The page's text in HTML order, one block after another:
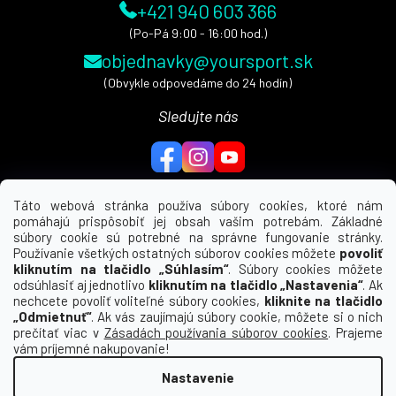
Táto webová stránka používa súbory cookies, ktoré nám
pomáhajú prispôsobiť jej obsah vašim potrebám. Základné
súbory cookie sú potrebné na správne fungovanie stránky.
Používanie všetkých ostatných súborov cookies môžete povoliť
kliknutím na tlačidlo „Súhlasím“. Súbory cookies môžete
odsúhlasiť aj jednotlivo kliknutím na tlačidlo „Nastavenia“. Ak
nechcete povoliť voliteľné súbory cookies, kliknite na tlačidlo
„Odmietnuť“. Ak vás zaujímajú súbory cookie, môžete si o nich
prečítať viac v Zásadách používania súborov cookies. Prajeme
vám príjemné nakupovanie!
Nastavenie
+421 940 603 366
(Po-Pá 9:00 - 16:00 hod.)
objednavky@yoursport.sk
(Obvykle odpovedáme do 24 hodín)
Sledujte nás
MENU
UŽITEČNÉ ODKAZY
INFORMÁCIE PRE VÁS
KDE NÁS NÁJDETE